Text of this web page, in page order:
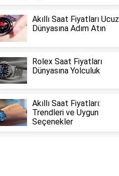
Akıllı Saat Fiyatları Ucuz
Dünyasına Adım Atın
Rolex Saat Fiyatları
Dünyasına Yolculuk
Akıllı Saat Fiyatları:
Trendleri ve Uygun
Seçenekler